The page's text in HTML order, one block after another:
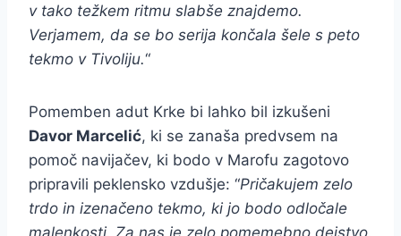
v tako težkem ritmu slabše znajdemo.
Verjamem, da se bo serija končala šele s peto
tekmo v Tivoliju.“
Pomemben adut Krke bi lahko bil izkušeni
Davor Marcelić, ki se zanaša predvsem na
pomoč navijačev, ki bodo v Marofu zagotovo
pripravili peklensko vzdušje: “Pričakujem zelo
trdo in izenačeno tekmo, ki jo bodo odločale
malenkosti. Za nas je zelo pomemebno dejstvo,